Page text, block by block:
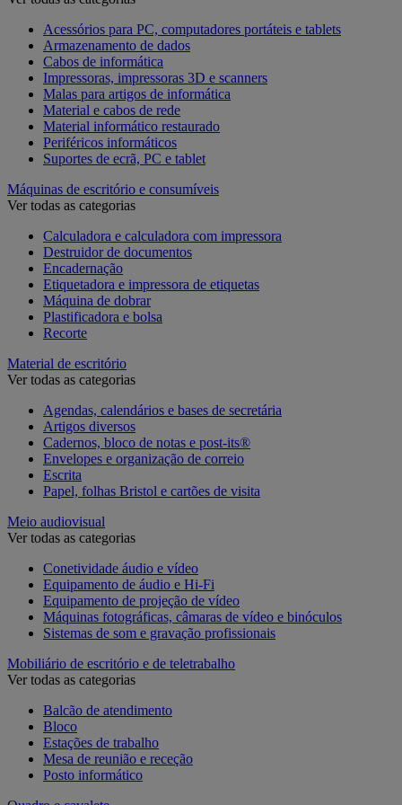
Acessórios para PC, computadores portáteis e tablets
Armazenamento de dados
Cabos de informática
Impressoras, impressoras 3D e scanners
Malas para artigos de informática
Material e cabos de rede
Material informático restaurado
Periféricos informáticos
Suportes de ecrã, PC e tablet
Máquinas de escritório e consumíveis
Ver todas as categorias
Calculadora e calculadora com impressora
Destruidor de documentos
Encadernação
Etiquetadora e impressora de etiquetas
Máquina de dobrar
Plastificadora e bolsa
Recorte
Material de escritório
Ver todas as categorias
Agendas, calendários e bases de secretária
Artigos diversos
Cadernos, bloco de notas e post-its®
Envelopes e organização de correio
Escrita
Papel, folhas Bristol e cartões de visita
Meio audiovisual
Ver todas as categorias
Conetividade áudio e vídeo
Equipamento de áudio e Hi-Fi
Equipamento de projeção de vídeo
Máquinas fotográficas, câmaras de vídeo e binóculos
Sistemas de som e gravação profissionais
Mobiliário de escritório e de teletrabalho
Ver todas as categorias
Balcão de atendimento
Bloco
Estações de trabalho
Mesa de reunião e receção
Posto informático